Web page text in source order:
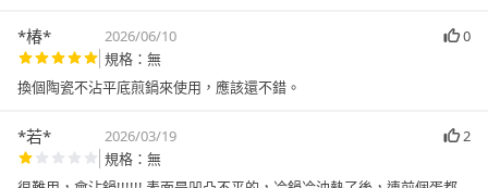
*椿* 2026/06/10
0
規格：無
換個陶瓷不沾平底煎鍋來使用，應該還不錯。
*若* 2026/03/19
2
規格：無